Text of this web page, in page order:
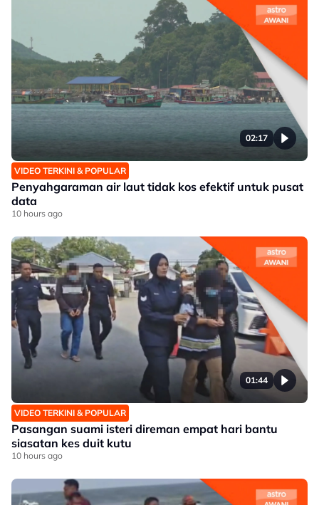
02:17
VIDEO TERKINI & POPULAR
Penyahgaraman air laut tidak kos efektif untuk pusat
data
10 hours ago
01:44
VIDEO TERKINI & POPULAR
Pasangan suami isteri direman empat hari bantu
siasatan kes duit kutu
10 hours ago